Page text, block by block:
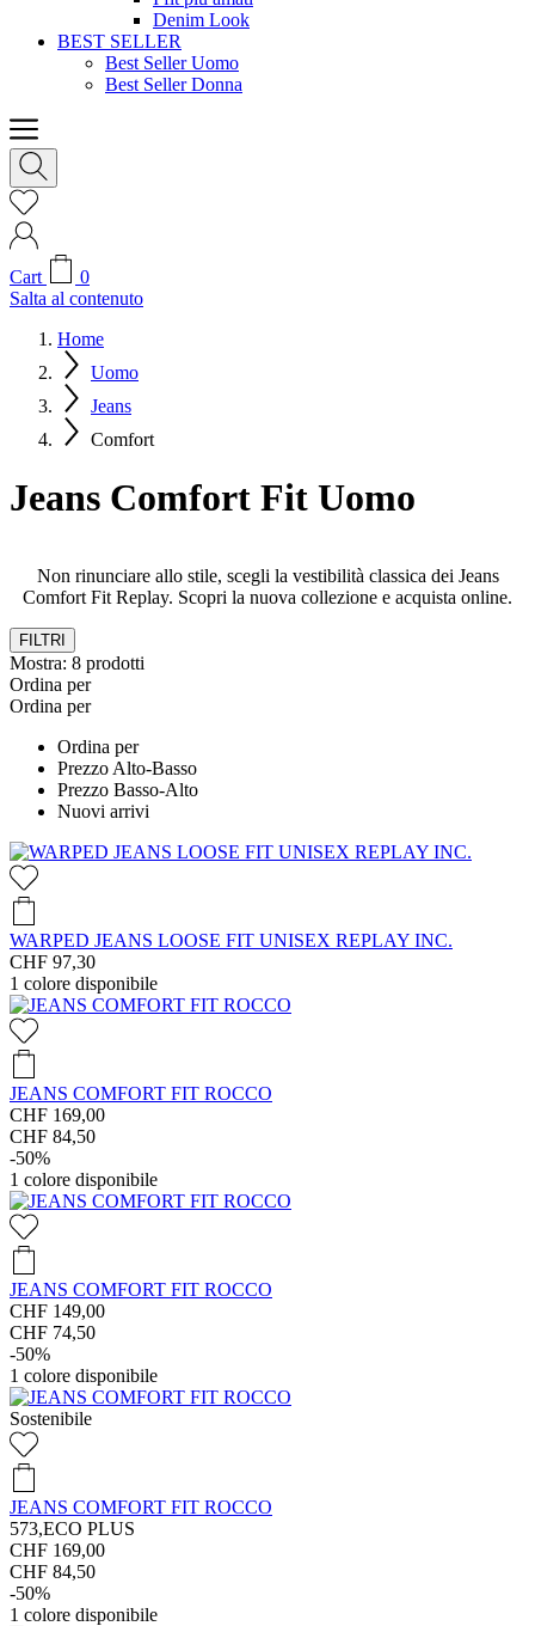
Denim Look
BEST SELLER
Best Seller Uomo
Best Seller Donna
Cart
0
Salta al contenuto
Home
Uomo
Jeans
Comfort
Jeans Comfort Fit Uomo
Non rinunciare allo stile, scegli la vestibilità classica dei Jeans
Comfort Fit Replay. Scopri la nuova collezione e acquista online.
FILTRI
Mostra: 8 prodotti
Ordina per
Ordina per
Ordina per
Prezzo Alto-Basso
Prezzo Basso-Alto
Nuovi arrivi
WARPED JEANS LOOSE FIT UNISEX REPLAY INC.
CHF 97,30
1 colore disponibile
JEANS COMFORT FIT ROCCO
CHF 169,00
CHF 84,50
-50%
1 colore disponibile
JEANS COMFORT FIT ROCCO
CHF 149,00
CHF 74,50
-50%
1 colore disponibile
Sostenibile
JEANS COMFORT FIT ROCCO
573,ECO PLUS
CHF 169,00
CHF 84,50
-50%
1 colore disponibile